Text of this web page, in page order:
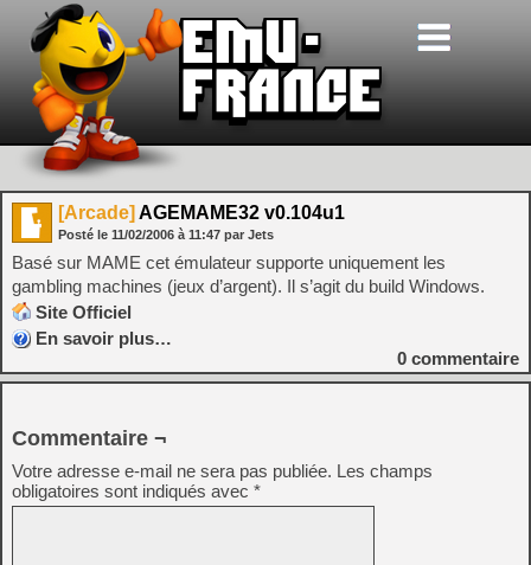
[Arcade] AGEMAME32 v0.104u1
Posté le 11/02/2006 à 11:47 par Jets
Basé sur MAME cet émulateur supporte uniquement les
gambling machines (jeux d’argent). Il s’agit du build Windows.
Site Officiel
En savoir plus…
0 commentaire
Commentaire ¬
Votre adresse e-mail ne sera pas publiée. Les champs
obligatoires sont indiqués avec *